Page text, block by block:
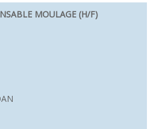
MOULAGE (H/F)